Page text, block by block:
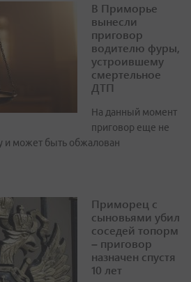
В Приморье
вынесли
приговор
водителю фуры,
устроившему
смертельное
ДТП
На данный момент
приговор еще не
и может быть обжалован
Приморец с
сыновьями убил
соседей топорм
– приговор
назначен спустя
10 лет